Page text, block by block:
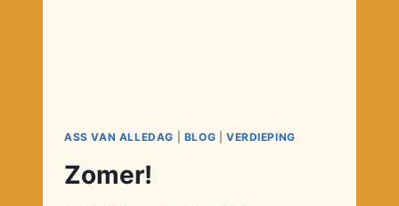
ASS VAN ALLEDAG BLOG VERDIEPING
Zomer!